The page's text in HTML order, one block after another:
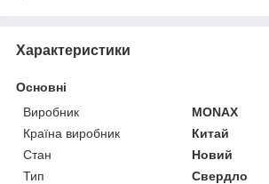
Характеристики
Основні
Виробник
MONAX
Країна виробник
Китай
Стан
Новий
Тип
Свердло